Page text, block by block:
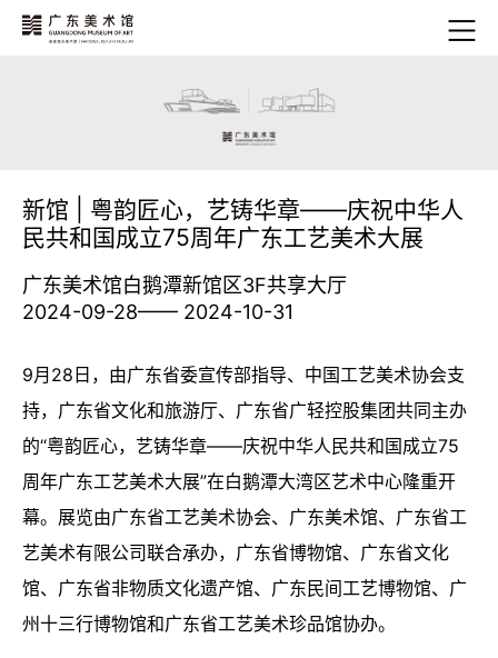
新馆 | 粤韵匠心，艺铸华章——庆祝中华人
民共和国成立75周年广东工艺美术大展
广东美术馆白鹅潭新馆区3F共享大厅
2024-09-28—— 2024-10-31
9月28日，由广东省委宣传部指导、中国工艺美术协会支
持，广东省文化和旅游厅、广东省广轻控股集团共同主办
的“粤韵匠心，艺铸华章——庆祝中华人民共和国成立75
周年广东工艺美术大展”在白鹅潭大湾区艺术中心隆重开
幕。展览由广东省工艺美术协会、广东美术馆、广东省工
艺美术有限公司联合承办，广东省博物馆、广东省文化
馆、广东省非物质文化遗产馆、广东民间工艺博物馆、广
州十三行博物馆和广东省工艺美术珍品馆协办。